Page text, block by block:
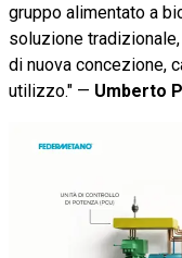
gruppo alimentato a
soluzione
di nuova concezione,
utilizzo." — Umberto